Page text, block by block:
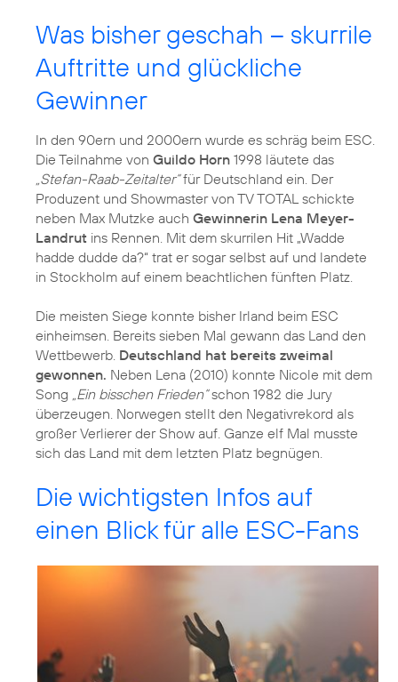
Was bisher geschah – skurrile
Auftritte und glückliche
Gewinner
In den 90ern und 2000ern wurde es schräg beim ESC.
Die Teilnahme von Guildo Horn 1998 läutete das
„Stefan-Raab-Zeitalter“für Deutschland ein. Der
Produzent und Showmaster von TV TOTAL schickte
neben Max Mutzke auch Gewinnerin Lena Meyer-
Landrut ins Rennen. Mit dem skurrilen Hit „Wadde
hadde dudde da?“ trat er sogar selbst auf und landete
in Stockholm auf einem beachtlichen fünften Platz.
Die meisten Siege konnte bisher Irland beim ESC
einheimsen. Bereits sieben Mal gewann das Land den
Wettbewerb. Deutschland hat bereits zweimal
gewonnen. Neben Lena (2010) konnte Nicole mit dem
Song „Ein bisschen Frieden“schon 1982 die Jury
überzeugen. Norwegen stellt den Negativrekord als
großer Verlierer der Show auf. Ganze elf Mal musste
sich das Land mit dem letzten Platz begnügen.
Die wichtigsten Infos auf
einen Blick für alle ESC-Fans